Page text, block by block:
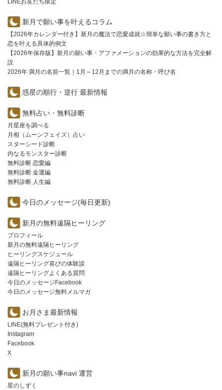
LINEお友だち限定
新月で願い事を叶えるコラム
【2026年カレンダー付き】新月の魔法で恋愛成就☆簡単な願い事の書き方と
恋を叶える具体的例文
【2026年保存版】新月の願い事・アファメーションの効果的な方法を完全解
説
2026年 満月の名前一覧｜1月～12月までの満月の名称・呼び名
惑星の順行・逆行 最新情報
無料占い・無料診断
月星座を調べる
月相（ムーンフェイズ）占い
スターシード診断
内なるモンスター診断
無料診断 恋愛編
無料診断 金運編
無料診断 人生編
今日のメッセージ(毎日更新)
新月の無料遠隔ヒーリング
プロフィール
新月の無料遠隔ヒーリング
ヒーリングスケジュール
遠隔ヒーリング喜びの体験談
遠隔ヒーリングよくある質問
今日のメッセージFacebook
今日のメッセージ無料メルマガ
お月さま最新情報
LINE(無料プレゼント付き)
Instagram
Facebook
X
新月の願い事navi 運営
星のしずく